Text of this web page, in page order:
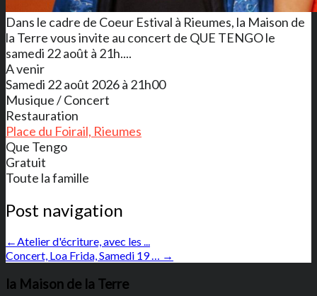
Dans le cadre de Coeur Estival à Rieumes, la Maison de
la Terre vous invite au concert de QUE TENGO le
samedi 22 août à 21h....
A venir
Samedi 22 août 2026 à 21h00
Musique / Concert
Restauration
Place du Foirail, Rieumes
Que Tengo
Gratuit
Toute la famille
Post navigation
←Atelier d'écriture, avec les ...
Concert, Loa Frida, Samedi 19 … →
la Maison de la Terre